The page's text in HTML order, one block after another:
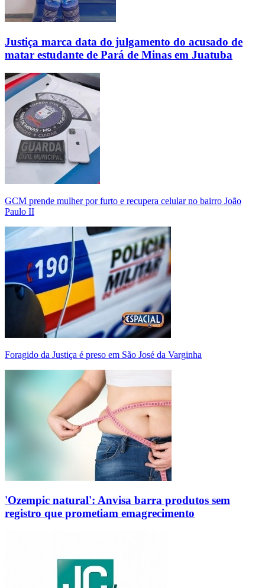
Justiça marca data do julgamento do acusado de
matar estudante de Pará de Minas em Juatuba
GCM prende mulher por furto e recupera celular no bairro João
Paulo II
Foragido da Justiça é preso em São José da Varginha
'Ozempic natural': Anvisa barra produtos sem
registro que prometiam emagrecimento